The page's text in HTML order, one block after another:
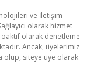
ve İletişim
olarak hizmet
olarak denetleme
Ancak, üyelerimiz
olup, siteye üye olarak